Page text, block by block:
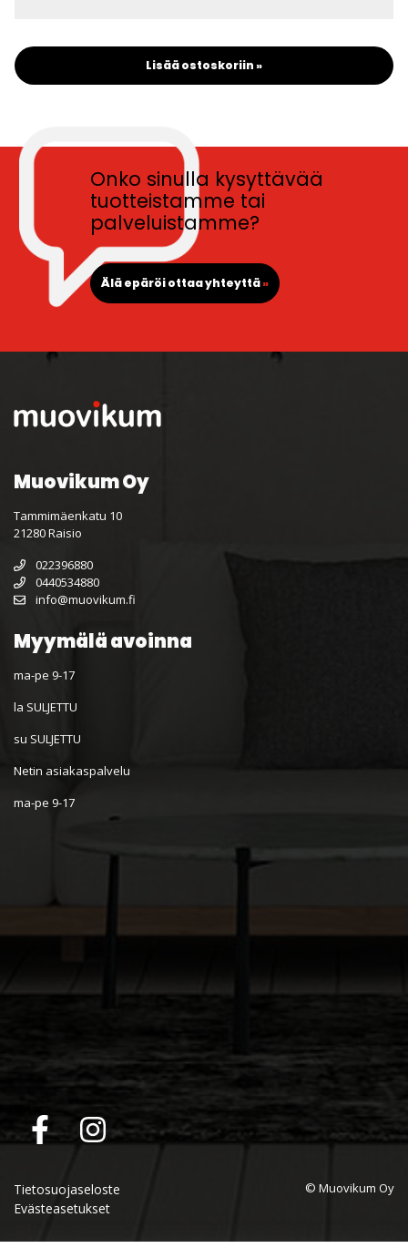
Lisää ostoskoriin »
Onko sinulla kysyttävää
tuotteistamme tai
palveluistamme?
Älä epäröi ottaa yhteyttä»
Muovikum Oy
Tammimäenkatu 10
21280 Raisio
022396880
0440534880
info@muovikum.fi
Myymälä avoinna
ma-pe 9-17
la SULJETTU
su SULJETTU
Netin asiakaspalvelu
ma-pe 9-17
Tietosuojaseloste
Evästeasetukset
© Muovikum Oy